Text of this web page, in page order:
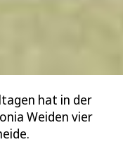
hat in der
Weiden vier